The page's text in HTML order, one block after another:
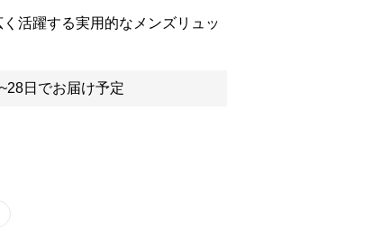
活躍する実用的なメンズリュッ
日でお届け予定